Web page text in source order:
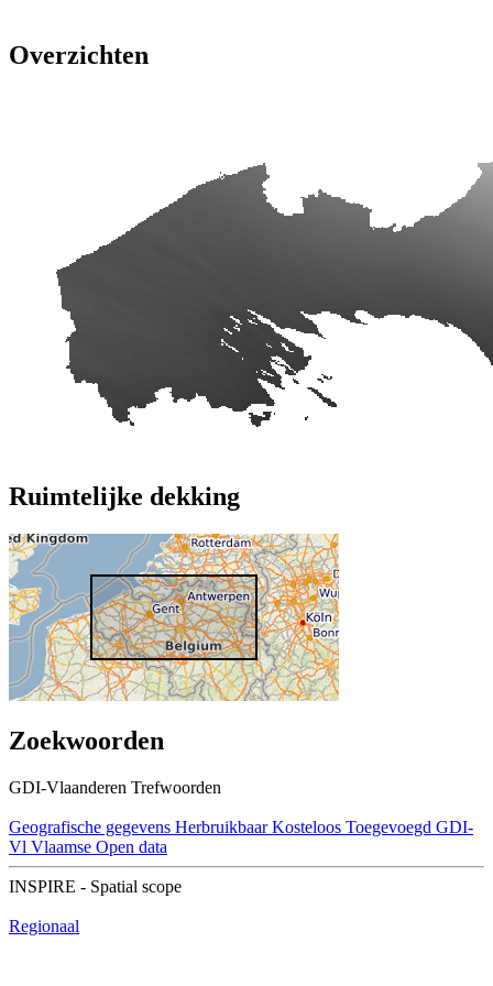
Overzichten
Ruimtelijke dekking
Zoekwoorden
GDI-Vlaanderen Trefwoorden
Geografische gegevens Herbruikbaar Kosteloos Toegevoegd GDI-
Vl Vlaamse Open data
INSPIRE - Spatial scope
Regionaal